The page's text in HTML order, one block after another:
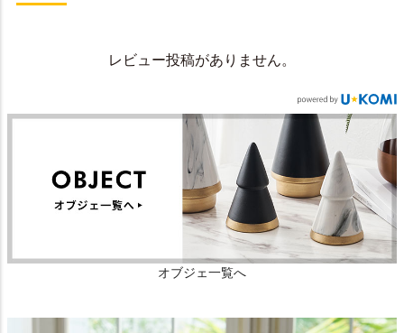
レビュー投稿がありません。
オブジェ一覧へ